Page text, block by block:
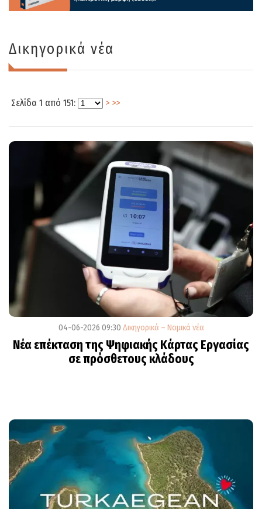
Δικηγορικά νέα
Σελίδα 1 από 151: > >>
04-06-2026 09:30 Δικηγορικά – Νομικά νέα
Νέα επέκταση της Ψηφιακής Κάρτας Εργασίας
σε πρόσθετους κλάδους